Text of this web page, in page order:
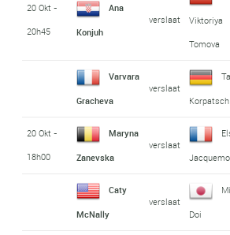
20 Okt -
20h45
Ana
Konjuh
verslaat
Viktoriya
Tomova
Varvara
Gracheva
verslaat
Korpatsch
20 Okt -
18h00
Maryna
Zanevska
verslaat
Caty
McNally
verslaat
Doi